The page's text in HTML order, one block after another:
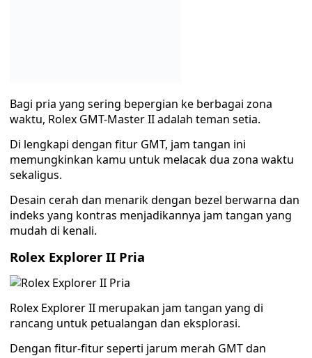
Bagi pria yang sering bepergian ke berbagai zona
waktu, Rolex GMT-Master II adalah teman setia.
Di lengkapi dengan fitur GMT, jam tangan ini
memungkinkan kamu untuk melacak dua zona waktu
sekaligus.
Desain cerah dan menarik dengan bezel berwarna dan
indeks yang kontras menjadikannya jam tangan yang
mudah di kenali.
Rolex Explorer II Pria
Rolex Explorer II merupakan jam tangan yang di
rancang untuk petualangan dan eksplorasi.
Dengan fitur-fitur seperti jarum merah GMT dan